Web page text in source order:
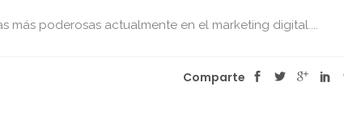
más poderosas actualmente en el marketing digital....
Comparte